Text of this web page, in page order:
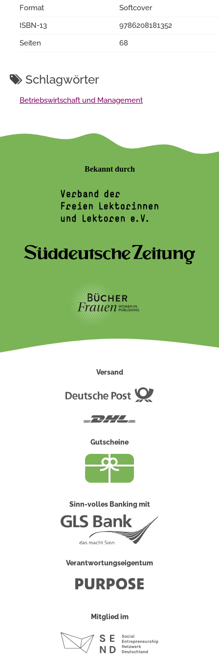
Format
Softcover
ISBN-13
9786208181352
Seiten
68
Schlagwörter
Betriebswirtschaft und Management
Bekannt durch
Versand
Gutscheine
Sinn-volles Banking mit
Verantwortungseigentum
Mitglied im